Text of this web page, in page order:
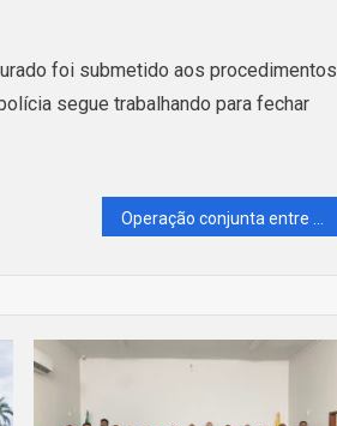
foi submetido aos procedimentos
segue trabalhando para fechar